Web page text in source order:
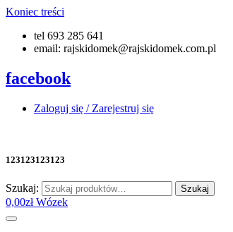
Koniec treści
tel 693 285 641
email: rajskidomek@rajskidomek.com.pl
facebook
Zaloguj się / Zarejestruj się
123123123123
Szukaj: Szukaj
0,00zł Wózek